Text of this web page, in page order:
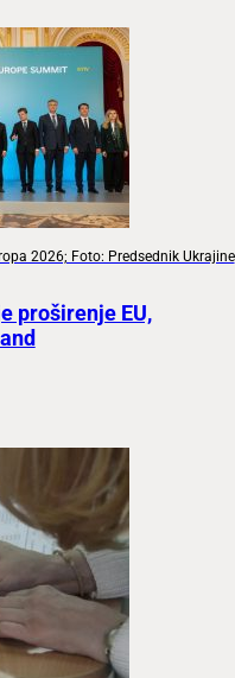
2026; Foto: Predsednik Ukrajine
proširenje EU,